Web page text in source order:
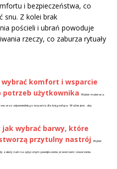
i bezpieczeństwa, co
snu. Z kolei brak
pościeli i ubrań powoduje
rzeczy, co zaburza rytuały
komfort i wsparcie
potrzeb użytkownika
Wybór materaca
oraz odpowiedniego wsparcia dla kręgosłupa. Ważne jest, aby
jak wybrać barwy, które
przytulny nastrój
Wybór
zależy nam na optycznym powiększeniu przestrzeni i stworzeniu